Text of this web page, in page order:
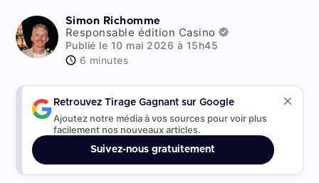
Simon Richomme
Responsable édition Casino
Publié le 10 mai 2026 à 15h45
6 minutes
Retrouvez Tirage Gagnant sur Google
Ajoutez notre média à vos sources pour voir plus
facilement nos nouveaux articles.
Suivez-nous gratuitement